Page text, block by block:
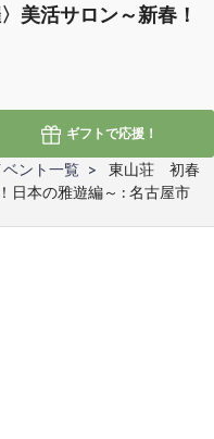
美活サロン～新春！
ギフトで応援！
ベント一覧
東山荘 初春
日本の雅遊編～ : 名古屋市